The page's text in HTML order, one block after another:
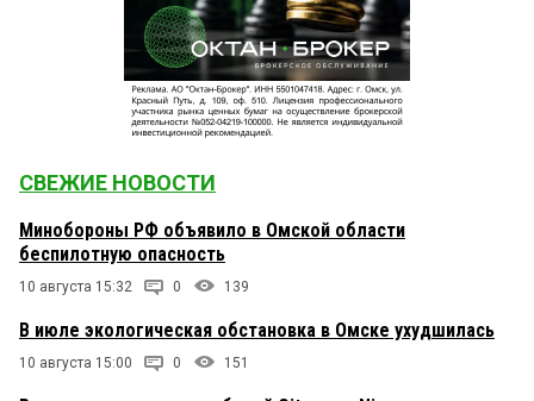
СВЕЖИЕ НОВОСТИ
Минобороны РФ объявило в Омской области
беспилотную опасность
10 августа 15:32 0 139
В июле экологическая обстановка в Омске ухудшилась
10 августа 15:00 0 151